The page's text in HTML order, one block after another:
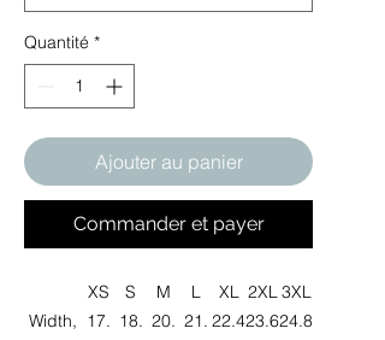
Quantité *
Ajouter au panier
Commander et payer
XS S M L XL 2XL3XL
Width, 17. 18. 20. 21. 22.423.624.8